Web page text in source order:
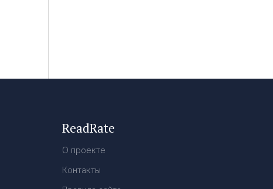
ReadRate
О проекте
Контакты